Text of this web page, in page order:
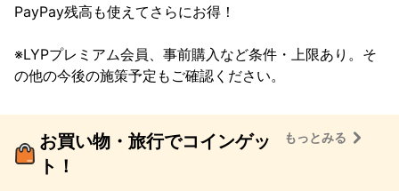
PayPay残高も使えてさらにお得！
※LYPプレミアム会員、事前購入など条件・上限あり。そ
の他の今後の施策予定もご確認ください。
お買い物・旅行でコインゲッ
ト！
もっとみる